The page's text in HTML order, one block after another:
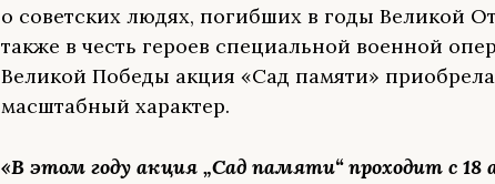
о советских людях, погибших в годы Великой
также в честь героев специальной военной
Великой Победы акция «Сад памяти»
масштабный характер.
«В этом году акция „Сад памяти“ проходит с 18